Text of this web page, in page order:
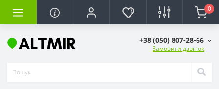
0
+38 (050) 807-28-66
Замовити дзвінок